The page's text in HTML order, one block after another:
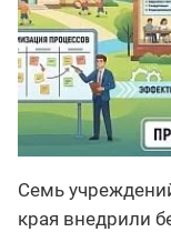
Семь
края внедрили